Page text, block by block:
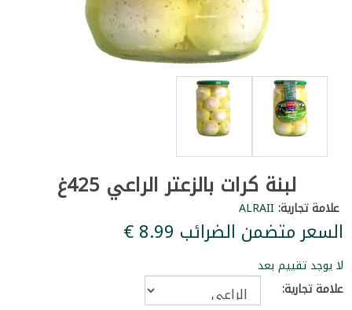
لبنة كرات بالزعتر الراعي 425غ
علامة تجارية:ALRAII
السعر متضمن الضرائب ‏8.99 €
لا يوجد تقييم بعد
علامة تجارية: